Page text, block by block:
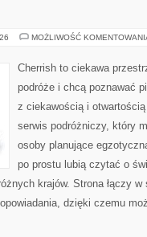
MOŻLIWOŚĆ
Cherrish to ciekawa
podróże i chcą poznawać
z ciekawością i
serwis podróżniczy, który
osoby planujące
po prostu lubią czytać o
krajów. Strona łączy
dzięki czemu